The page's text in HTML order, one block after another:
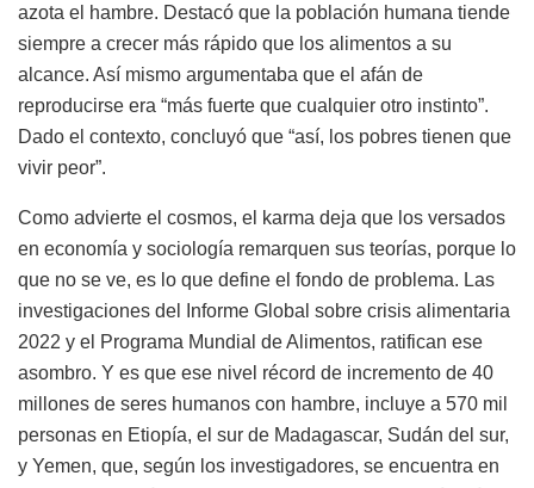
azota el hambre. Destacó que la población humana tiende
siempre a crecer más rápido que los alimentos a su
alcance. Así mismo argumentaba que el afán de
reproducirse era “más fuerte que cualquier otro instinto”.
Dado el contexto, concluyó que “así, los pobres tienen que
vivir peor”.
Como advierte el cosmos, el karma deja que los versados
en economía y sociología remarquen sus teorías, porque lo
que no se ve, es lo que define el fondo de problema. Las
investigaciones del Informe Global sobre crisis alimentaria
2022 y el Programa Mundial de Alimentos, ratifican ese
asombro. Y es que ese nivel récord de incremento de 40
millones de seres humanos con hambre, incluye a 570 mil
personas en Etiopía, el sur de Madagascar, Sudán del sur,
y Yemen, que, según los investigadores, se encuentra en